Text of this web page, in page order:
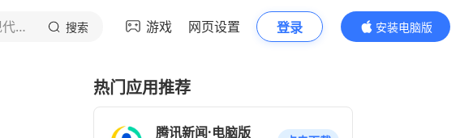
现代快报 搜索 游戏 网页设置 登录
安装电脑版
内容更精彩
热门应用推荐
腾讯新闻·电脑版